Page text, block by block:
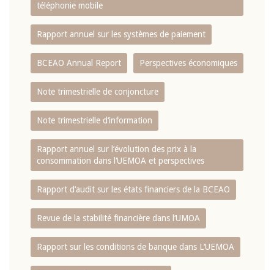
téléphonie mobile
Rapport annuel sur les systèmes de paiement
BCEAO Annual Report Perspectives économiques
Note trimestrielle de conjoncture
Note trimestrielle d‘information
Rapport annuel sur l‘évolution des prix à la
consommation dans l‘UEMOA et perspectives
Rapport d‘audit sur les états financiers de la BCEAO
Revue de la stabilité financière dans l‘UMOA
Rapport sur les conditions de banque dans L‘UEMOA